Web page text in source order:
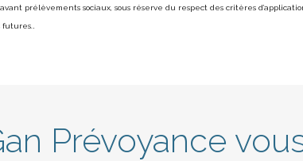
prélèvements sociaux, sous réserve du respect des critères
futures.
Prévoyance